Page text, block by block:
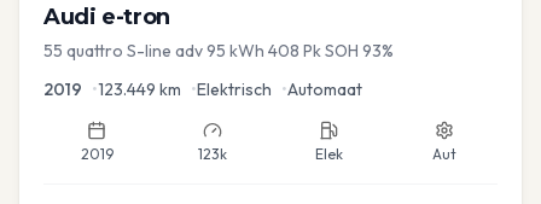
Audi e-tron
55 quattro S-line adv 95 kWh 408 Pk SOH 93%
2019 •123.449 km •Elektrisch •Automaat
2019 123k Elek Aut